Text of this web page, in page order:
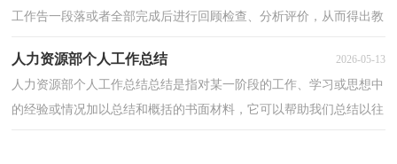
工作告一段落或者全部完成后进行回顾检查、分析评价，从而得出教
人力资源部个人工作总结 2026-05-13
人力资源部个人工作总结总结是指对某一阶段的工作、学习或思想中
的经验或情况加以总结和概括的书面材料，它可以帮助我们总结以往